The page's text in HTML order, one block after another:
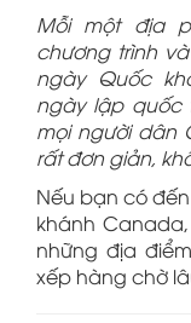
Mỗi một địa
chương trình
ngày Quốc
ngày lập quốc
mọi người dân
rất đơn giản,
Nếu bạn có
khánh
những địa
xếp hàng chờ